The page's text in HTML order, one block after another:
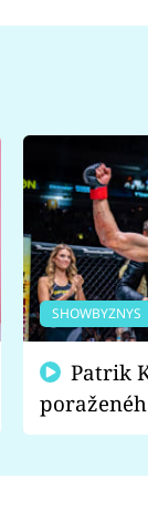
SHOWBYZNYS
fanoušci